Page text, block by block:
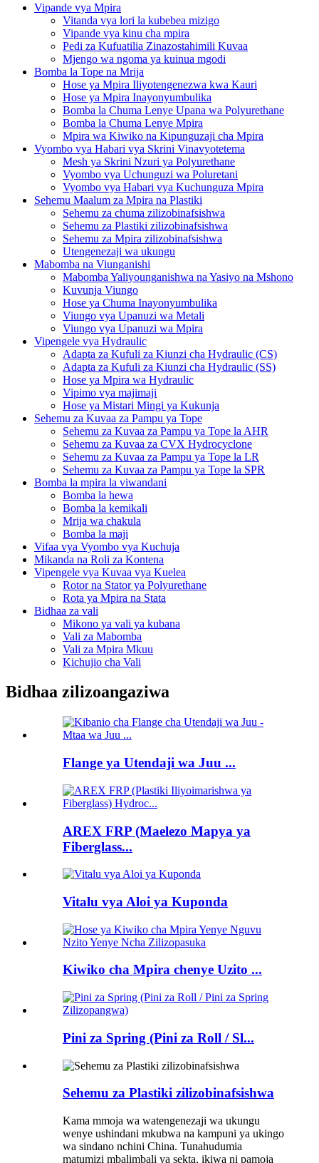
Vipande vya Mpira
Vitanda vya lori la kubebea mizigo
Vipande vya kinu cha mpira
Pedi za Kufuatilia Zinazostahimili Kuvaa
Mjengo wa ngoma ya kuinua mgodi
Bomba la Tope na Mrija
Hose ya Mpira Iliyotengenezwa kwa Kauri
Hose ya Mpira Inayonyumbulika
Bomba la Chuma Lenye Upana wa Polyurethane
Bomba la Chuma Lenye Mpira
Mpira wa Kiwiko na Kipunguzaji cha Mpira
Vyombo vya Habari vya Skrini Vinavyotetema
Mesh ya Skrini Nzuri ya Polyurethane
Vyombo vya Uchunguzi wa Poluretani
Vyombo vya Habari vya Kuchunguza Mpira
Sehemu Maalum za Mpira na Plastiki
Sehemu za chuma zilizobinafsishwa
Sehemu za Plastiki zilizobinafsishwa
Sehemu za Mpira zilizobinafsishwa
Utengenezaji wa ukungu
Mabomba na Viunganishi
Mabomba Yaliyounganishwa na Yasiyo na Mshono
Kuvunja Viungo
Hose ya Chuma Inayonyumbulika
Viungo vya Upanuzi wa Metali
Viungo vya Upanuzi wa Mpira
Vipengele vya Hydraulic
Adapta za Kufuli za Kiunzi cha Hydraulic (CS)
Adapta za Kufuli za Kiunzi cha Hydraulic (SS)
Hose ya Mpira wa Hydraulic
Vipimo vya majimaji
Hose ya Mistari Mingi ya Kukunja
Sehemu za Kuvaa za Pampu ya Tope
Sehemu za Kuvaa za Pampu ya Tope la AHR
Sehemu za Kuvaa za CVX Hydrocyclone
Sehemu za Kuvaa za Pampu ya Tope la LR
Sehemu za Kuvaa za Pampu ya Tope la SPR
Bomba la mpira la viwandani
Bomba la hewa
Bomba la kemikali
Mrija wa chakula
Bomba la maji
Vifaa vya Vyombo vya Kuchuja
Mikanda na Roli za Kontena
Vipengele vya Kuvaa vya Kuelea
Rotor na Stator ya Polyurethane
Rota ya Mpira na Stata
Bidhaa za vali
Mikono ya vali ya kubana
Vali za Mabomba
Vali za Mpira Mkuu
Kichujio cha Vali
Bidhaa zilizoangaziwa
Flange ya Utendaji wa Juu ...
AREX FRP (Maelezo Mapya ya
Fiberglass...
Vitalu vya Aloi ya Kuponda
Kiwiko cha Mpira chenye Uzito ...
Pini za Spring (Pini za Roll / Sl...
Sehemu za Plastiki zilizobinafsishwa
Kama mmoja wa watengenezaji wa ukungu
wenye ushindani mkubwa na kampuni ya ukingo
wa sindano nchini China. Tunahudumia
matumizi mbalimbali ya sekta, ikiwa ni pamoja